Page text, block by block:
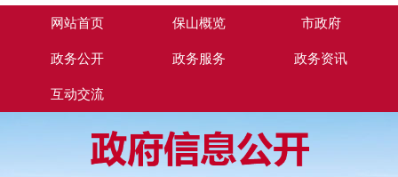
网站首页 保山概览 市政府
政务公开 政务服务 政务资讯
互动交流